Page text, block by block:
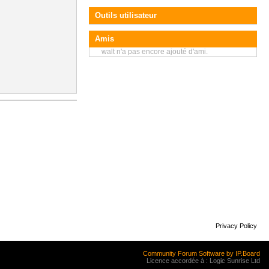
Outils utilisateur
Amis
walt n'a pas encore ajouté d'ami.
Privacy Policy
Community Forum Software by IP.Board
Licence accordée à : Logic Sunrise Ltd